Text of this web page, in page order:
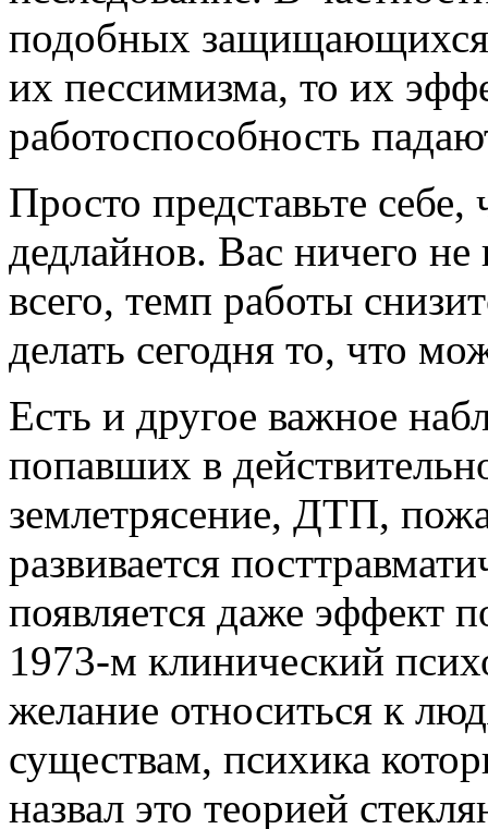
подобных защищающихся
их пессимизма, то их
работоспособность
Просто представьте
дедлайнов. Вас ничего не
всего, темп работы
делать сегодня то, что
Есть и другое важное
попавших в
землетрясение, ДТП,
развивается
появляется даже эффект
1973-м клинический
желание относиться к
существам, психика
назвал это теорией